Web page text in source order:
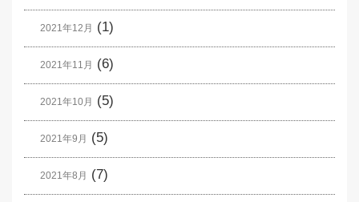
2021年12月 (1)
2021年11月 (6)
2021年10月 (5)
2021年9月 (5)
2021年8月 (7)